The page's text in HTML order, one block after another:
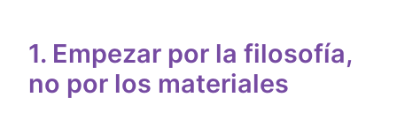
1. Empezar por la filosofía,
no por los materiales